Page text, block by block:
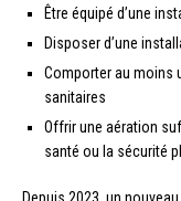
Être équipé d’une
Disposer d’une
Comporter au moins
sanitaires
Offrir une aération
santé ou la sécurité